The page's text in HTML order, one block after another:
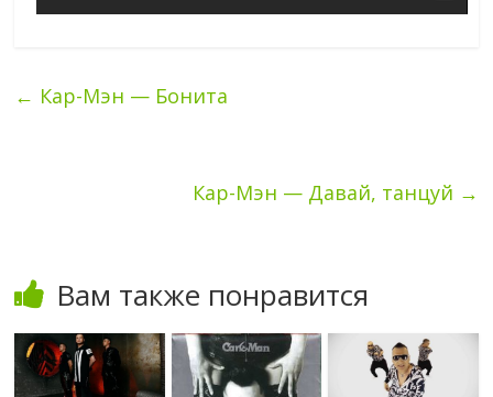
← Кар-Мэн — Бонита
Кар-Мэн — Давай, танцуй →
Вам также понравится